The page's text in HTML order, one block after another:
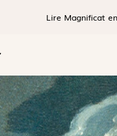
Lire Magnificat